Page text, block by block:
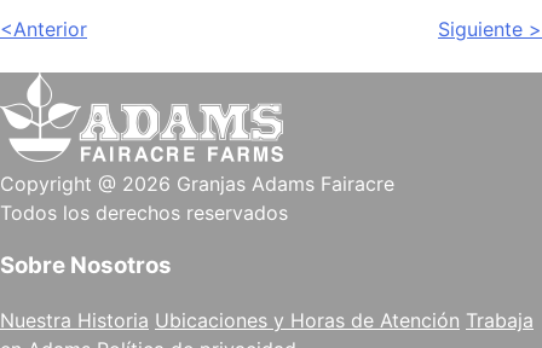
mensaje
de
navegación
<Anterior Siguiente >
Copyright @ 2026 Granjas Adams Fairacre
Todos los derechos reservados
Sobre Nosotros
Nuestra Historia Ubicaciones y Horas de Atención Trabaja